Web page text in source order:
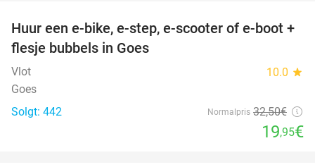
39%
Huur een e-bike, e-step, e-scooter of e-boot +
flesje bubbels in Goes
Vlot 10.0 star
Goes
Solgt: 442
Normalpris 32,50€
19,95€